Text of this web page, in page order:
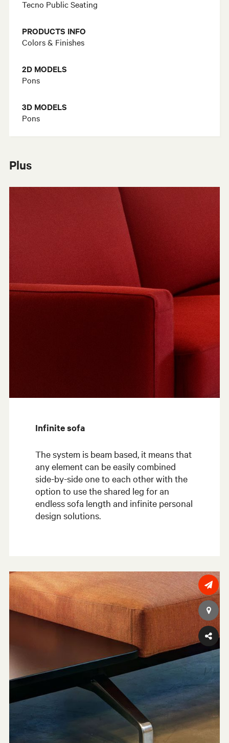
Tecno Public Seating
PRODUCTS INFO
Colors & Finishes
2D MODELS
Pons
3D MODELS
Pons
Plus
Infinite sofa
The system is beam based, it means that
any element can be easily combined
side-by-side one to each other with the
option to use the shared leg for an
endless sofa length and infinite personal
design solutions.